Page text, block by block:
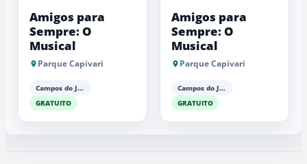
Amigos para
Sempre: O
Musical
Parque Capivari
Campos do Jordão
GRATUITO
Amigos para
Sempre: O
Musical
Parque Capivari
Campos do Jordão
GRATUITO